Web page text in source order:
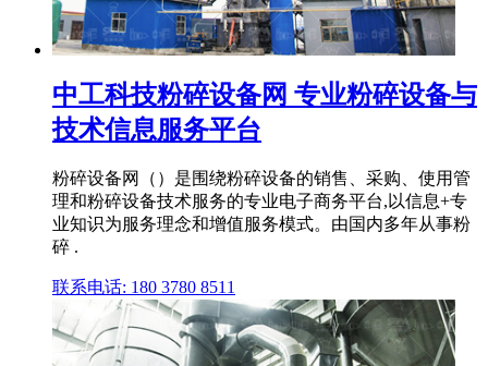
中工科技粉碎设备网 专业粉碎设备与
技术信息服务平台
粉碎设备网（）是围绕粉碎设备的销售、采购、使用管
理和粉碎设备技术服务的专业电子商务平台,以信息+专
业知识为服务理念和增值服务模式。由国内多年从事粉
碎 .
联系电话: 180 3780 8511